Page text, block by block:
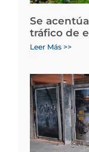
Se
tráfico de
Leer Más >>